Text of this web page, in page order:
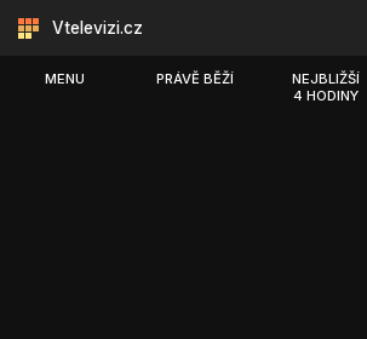
Vtelevizi.cz
MENU PRÁVĚ BĚŽÍ
NEJBLIŽŠÍ
4 HODINY